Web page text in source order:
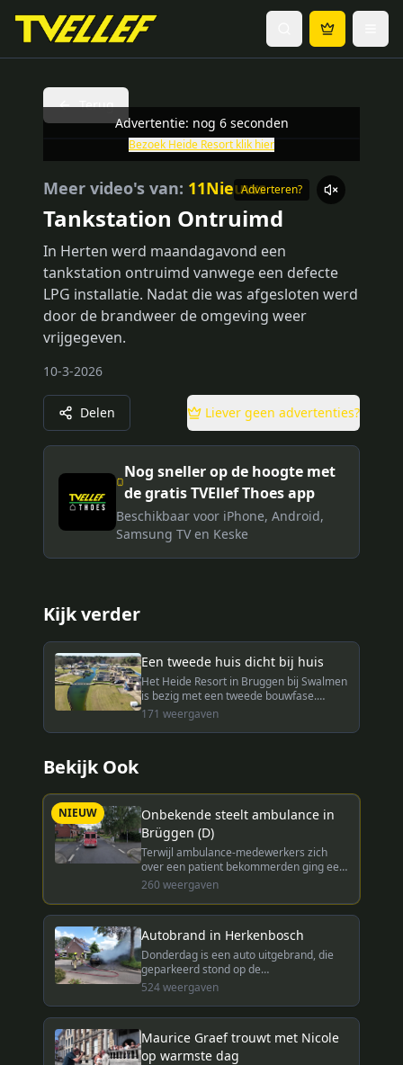
Terug
Adverteren?
Advertentie: nog 6seconden
Bezoek Heide Resort klik hier
Meer video's van: 11Nieuws
Tankstation Ontruimd
In Herten werd maandagavond een
tankstation ontruimd vanwege een defecte
LPG installatie. Nadat die was afgesloten werd
door de brandweer de omgeving weer
vrijgegeven.
10-3-2026
Delen Liever geen advertenties?
Nog sneller op de hoogte met
de gratis TVEllef Thoes app
Beschikbaar voor iPhone, Android,
Samsung TV en Keske
Kijk verder
Een tweede huis dicht bij huis
Het Heide Resort in Bruggen bij Swalmen
is bezig met een tweede bouwfase.
Waarom is een tweede huis vlak over de
Duitse grens een slimme investering?
171 weergaven
Bekijk Ook
NIEUW
Onbekende steelt ambulance in
Brüggen (D)
Terwijl ambulance-medewerkers zich
over een patient bekommerden ging een
onbekende er met hun 'rettungswagen'
vandoor. De Duitse politie is nog op zoek
naar de dader.
260 weergaven
Autobrand in Herkenbosch
Donderdag is een auto uitgebrand, die
geparkeerd stond op de
Korenbloemdreef In Herkenbosch.
524weergaven
Maurice Graef trouwt met Nicole
op warmste dag